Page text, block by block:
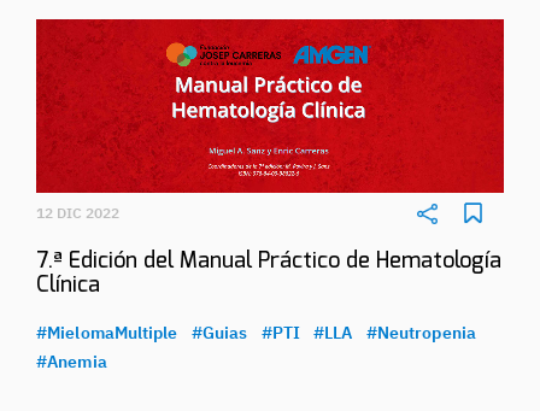
12 DIC 2022
7.ª Edición del Manual Práctico de Hematología
Clínica
#MielomaMultiple #Guias #PTI #LLA
#Neutropenia
#Anemia